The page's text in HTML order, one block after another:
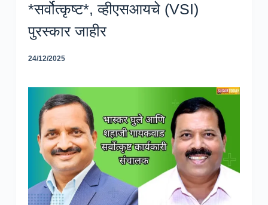
*सर्वोत्कृष्ट*, व्हीएसआयचे (VSI)
पुरस्कार जाहीर
24/12/2025